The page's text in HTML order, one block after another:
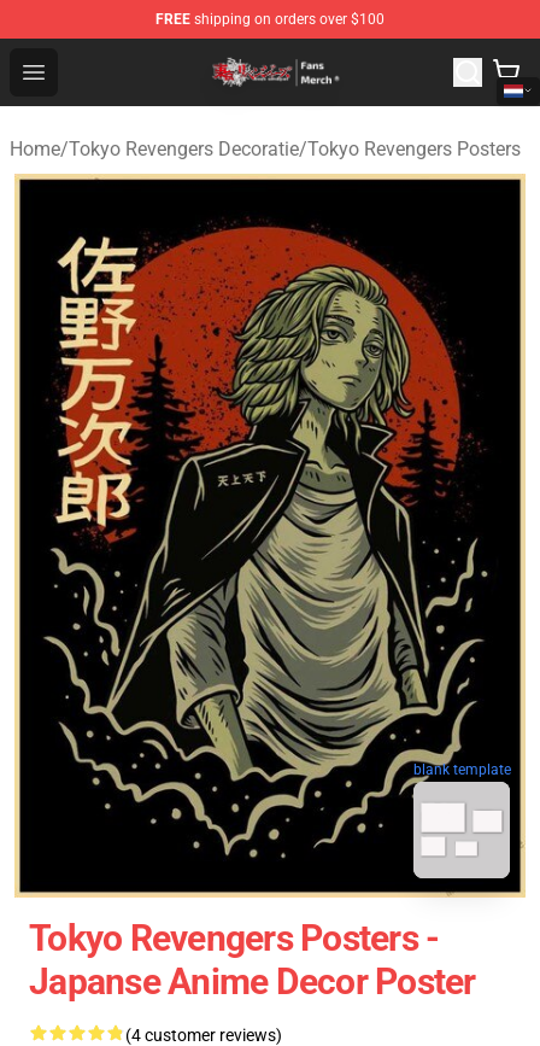
FREE shipping on orders over $100
Open menu
Tokyo Revengers Store - Official Tokyo Revengers
Home/Tokyo Revengers Decoratie/Tokyo Revengers Posters
blank template
Tokyo Revengers Posters -
Japanse Anime Decor Poster
(4 customer reviews)